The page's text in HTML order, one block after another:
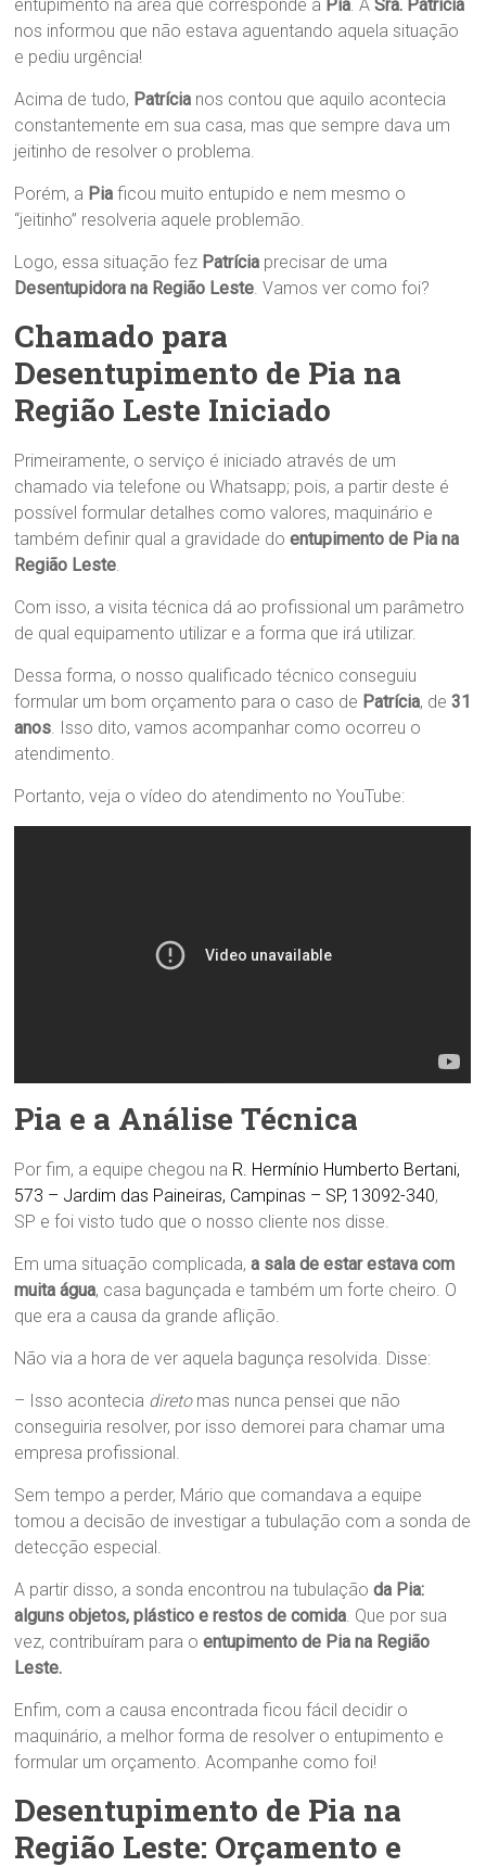
entupimento na área que corresponde a Pia. ASra. Patrícia
nos informou que não estava aguentando aquela situação
e pediu urgência!
Acima de tudo, Patrícia nos contou que aquilo acontecia
constantemente em sua casa, mas que sempre dava um
jeitinho de resolver o problema.
Porém, a Pia ficou muito entupido e nem mesmo o
“jeitinho” resolveria aquele problemão.
Logo, essa situação fez Patrícia precisar de uma
Desentupidora na Região Leste. Vamos ver como foi?
Chamado para
Desentupimento de Pia na
Região Leste Iniciado
Primeiramente, o serviço é iniciado através de um
chamado via telefone ou Whatsapp; pois, a partir deste é
possível formular detalhes como valores, maquinário e
também definir qual a gravidade doentupimento de Pia na
Região Leste.
Com isso, a visita técnica dá ao profissional um parâmetro
de qual equipamento utilizar e a forma que irá utilizar.
Dessa forma, o nosso qualificado técnico conseguiu
formular um bom orçamento para o caso de Patrícia, de31
anos. Isso dito, vamos acompanhar como ocorreu o
atendimento.
Portanto, veja o vídeo do atendimento no YouTube:
Pia e a Análise Técnica
Por fim, a equipe chegou na R. Hermínio Humberto Bertani,
573 – Jardim das Paineiras, Campinas – SP, 13092-340,
SP e foi visto tudo que o nosso cliente nos disse.
Em uma situação complicada, a sala de estar estava com
muita água, casa bagunçada e também um forte cheiro. O
que era a causa da grande aflição.
Não via a hora de ver aquela bagunça resolvida. Disse:
– Isso acontecia diretomas nunca pensei que não
conseguiria resolver, por isso demorei para chamar uma
empresa profissional.
Sem tempo a perder, Mário que comandava a equipe
tomou a decisão de investigar a tubulação com a sonda de
detecção especial.
A partir disso, a sonda encontrou na tubulaçãoda Pia:
alguns objetos, plástico e restos de comida . Que por sua
vez, contribuíram para oentupimento de Pia na Região
Leste.
Enfim, com a causa encontrada ficou fácil decidir o
maquinário, a melhor forma de resolver o entupimento e
formular um orçamento. Acompanhe como foi!
Desentupimento de Pia na
Região Leste: Orçamento e